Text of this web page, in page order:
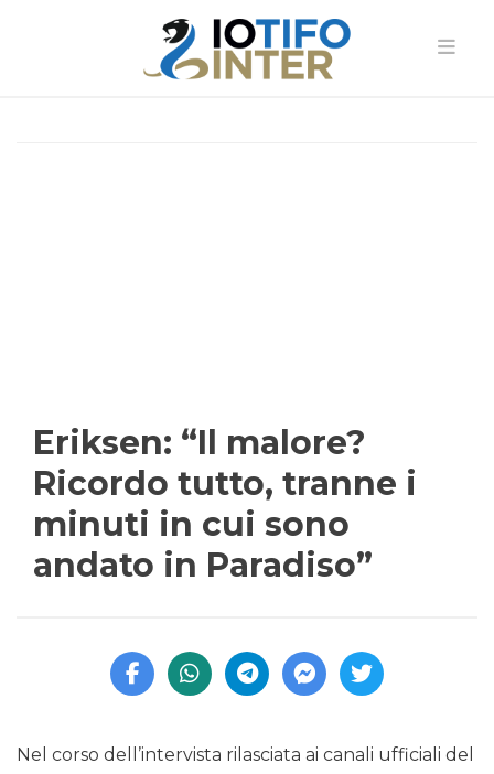
Eriksen: “Il malore?
Ricordo tutto, tranne i
minuti in cui sono
andato in Paradiso”
Nel corso dell’intervista rilasciata ai canali ufficiali del